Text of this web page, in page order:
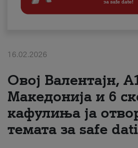
Плати сметка
#ПодобарОнлајн
16.02.2026
Овој Валентајн,
Македонија и 6
кафулиња ја
темата за safe